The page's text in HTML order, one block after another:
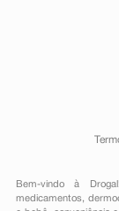
Bem-vindo à
medicamentos ,